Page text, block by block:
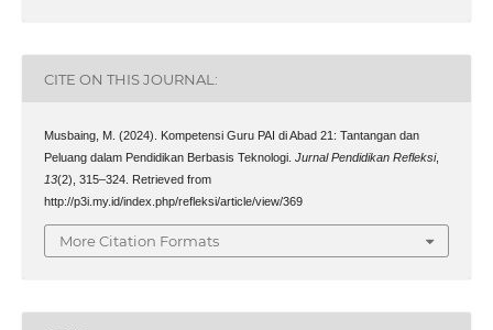
CITE ON THIS JOURNAL:
Musbaing, M. (2024). Kompetensi Guru PAI di Abad 21: Tantangan dan
Peluang dalam Pendidikan Berbasis Teknologi. Jurnal Pendidikan Refleksi,
13(2), 315–324. Retrieved from
http://p3i.my.id/index.php/refleksi/article/view/369
More Citation Formats